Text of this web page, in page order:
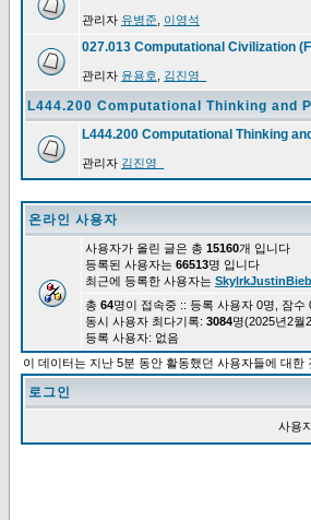
관리자 유병준 이영석
027.013 Computational Civilization
관리자 윤용호 김진영_
L444.200 Computational Thinking and
L444.200 Computational Thinking
관리자 김진영_
온라인 사용자
사용자가 올린 글은 총 15160개 입니다
등록된 사용자는 66513명 입니다
최근에 등록한 사용자는
총 64명이 접속중 :: 등록 사용자 0명, 잠
동시 사용자 최다기록: 3084명(2025년2월
등록 사용자: 없음
이 데이터는 지난 5분 동안 활동했던 사용자들에 대한
로그인
사용